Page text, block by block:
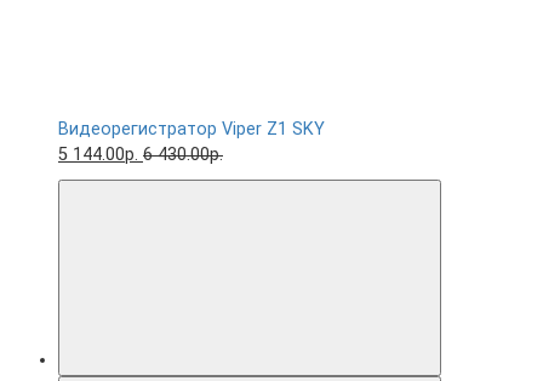
Видеорегистратор Viper Z1 SKY
5 144.00р. 6 430.00р.